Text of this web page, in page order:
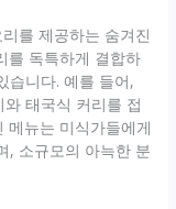
를 제공하는 숨겨진
를 독특하게 결합하
습니다. 예를 들어,
태국식 커리를 접
메뉴는 미식가들에게
, 소규모의 아늑한 분